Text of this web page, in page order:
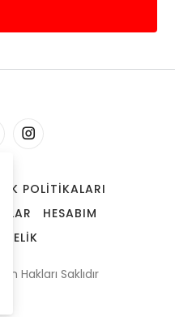
POLITIKALARI
HESABIM
Hakları Saklıdır